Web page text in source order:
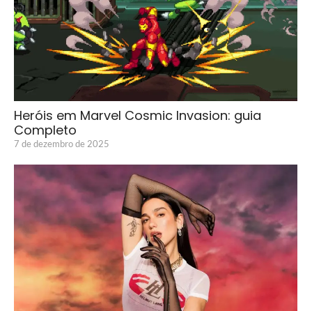
Heróis em Marvel Cosmic Invasion: guia
Completo
7 de dezembro de 2025